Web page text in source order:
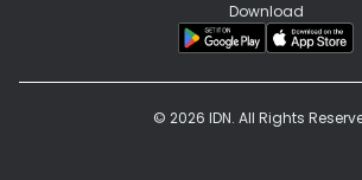
Download
© 2026 IDN. All Rights